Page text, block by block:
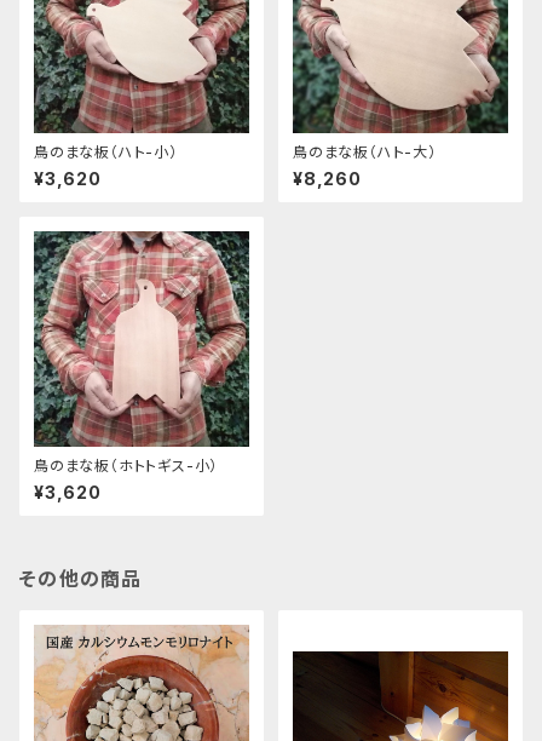
鳥のまな板（ハト-小）
¥3,620
鳥のまな板（ハト-大）
¥8,260
鳥のまな板（ホトトギス-小）
¥3,620
その他の商品